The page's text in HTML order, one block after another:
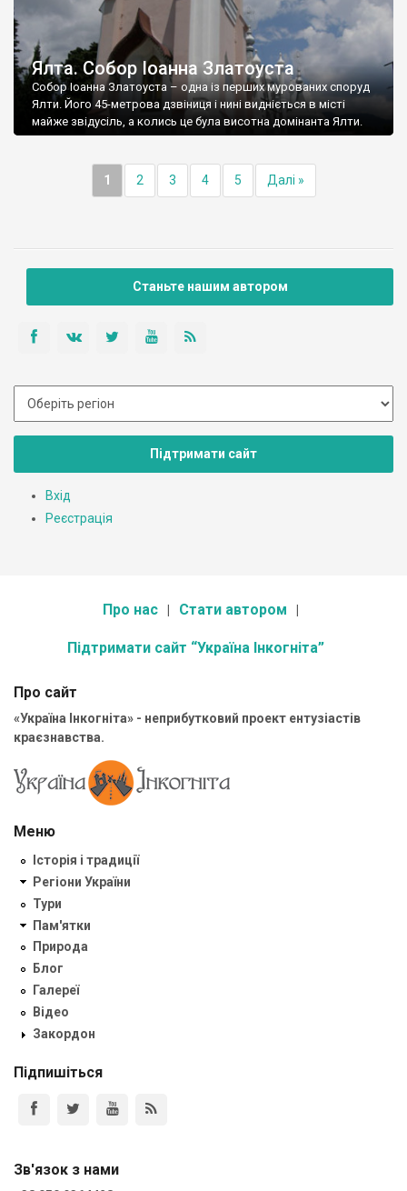
Ялта. Собор Іоанна Златоуста
Собор Іоанна Златоуста – одна із перших мурованих споруд
Ялти. Його 45-метрова дзвіниця і нині видніється в місті
майже звідусіль, а колись це була висотна домінанта Ялти.
1 2 3 4 5 Далі »
Станьте нашим автором
Підтримати сайт
Вхід
Реєстрація
Про нас Стати автором
Підтримати сайт “Україна Інкогніта”
Про сайт
«Україна Інкогніта» - неприбутковий проект ентузіастів
краєзнавства.
Меню
Історія і традиції
Регіони України
Тури
Пам'ятки
Природа
Блог
Галереї
Відео
Закордон
Підпишіться
Зв'язок з нами